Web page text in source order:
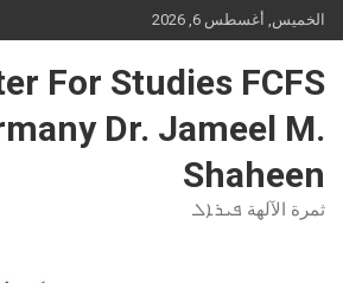
Skip
to
الخميس, أغسطس 6, 2026
For Studies FCFS
Dr. Jameel M.
Shaheen
ثمرة الآلهة ܦܝܪܐܠ